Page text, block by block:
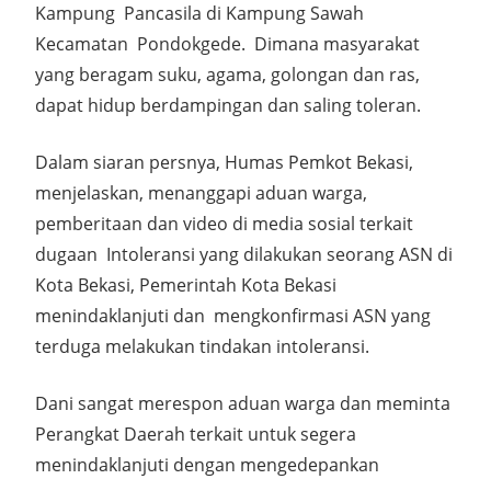
Kampung Pancasila di Kampung Sawah
Kecamatan Pondokgede. Dimana masyarakat
yang beragam suku, agama, golongan dan ras,
dapat hidup berdampingan dan saling toleran.
Dalam siaran persnya, Humas Pemkot Bekasi,
menjelaskan, menanggapi aduan warga,
pemberitaan dan video di media sosial terkait
dugaan Intoleransi yang dilakukan seorang ASN di
Kota Bekasi, Pemerintah Kota Bekasi
menindaklanjuti dan mengkonfirmasi ASN yang
terduga melakukan tindakan intoleransi.
Dani sangat merespon aduan warga dan meminta
Perangkat Daerah terkait untuk segera
menindaklanjuti dengan mengedepankan